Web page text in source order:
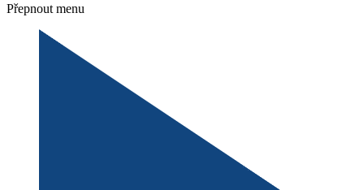
Přepnout menu